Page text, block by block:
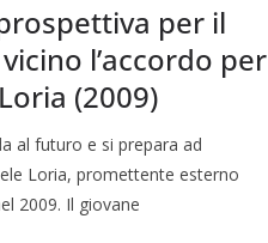
per il
l’accordo per
(2009)
al futuro e si prepara ad
Loria, promettente esterno
2009. Il giovane